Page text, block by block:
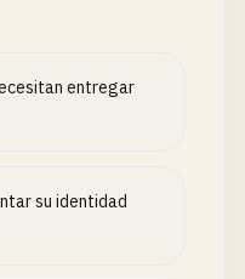
entregar
su identidad